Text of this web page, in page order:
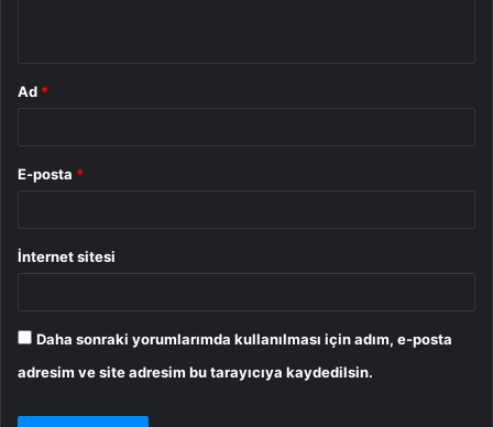
Ad *
E-posta *
İnternet sitesi
Daha sonraki yorumlarımda kullanılması için adım, e-posta
adresim ve site adresim bu tarayıcıya kaydedilsin.